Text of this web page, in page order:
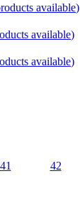
available)
available)
available)
41 42